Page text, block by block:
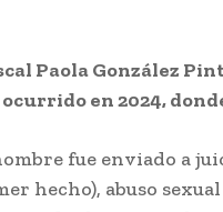
Paola González
ocurrido en 2024,
fue enviado a
hecho), abuso